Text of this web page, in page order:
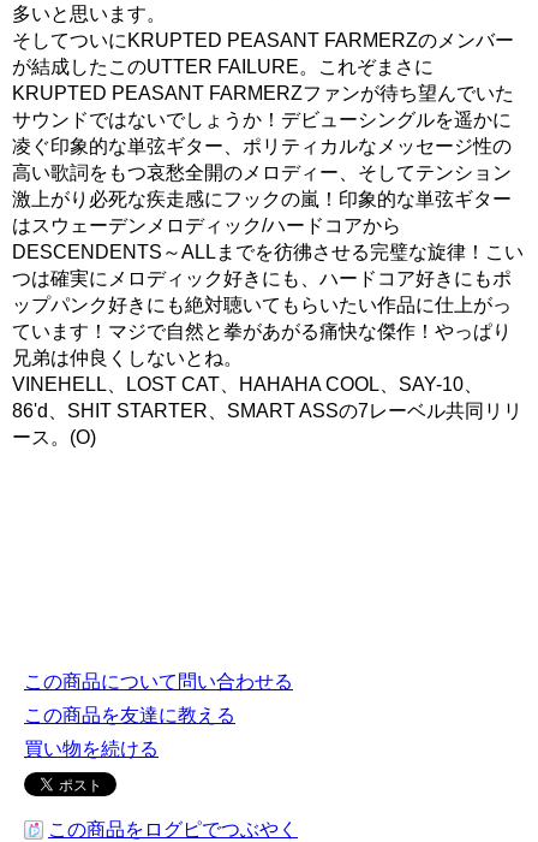
多いと思います。
そしてついにKRUPTED PEASANT FARMERZのメンバー
が結成したこのUTTER FAILURE。これぞまさに
KRUPTED PEASANT FARMERZファンが待ち望んでいた
サウンドではないでしょうか！デビューシングルを遥かに
凌ぐ印象的な単弦ギター、ポリティカルなメッセージ性の
高い歌詞をもつ哀愁全開のメロディー、そしてテンション
激上がり必死な疾走感にフックの嵐！印象的な単弦ギター
はスウェーデンメロディック/ハードコアから
DESCENDENTS～ALLまでを彷彿させる完璧な旋律！こい
つは確実にメロディック好きにも、ハードコア好きにもポ
ップパンク好きにも絶対聴いてもらいたい作品に仕上がっ
ています！マジで自然と拳があがる痛快な傑作！やっぱり
兄弟は仲良くしないとね。
VINEHELL、LOST CAT、HAHAHA COOL、SAY-10、
86'd、SHIT STARTER、SMART ASSの7レーベル共同リリ
ース。(O)
この商品について問い合わせる
この商品を友達に教える
買い物を続ける
この商品をログピでつぶやく